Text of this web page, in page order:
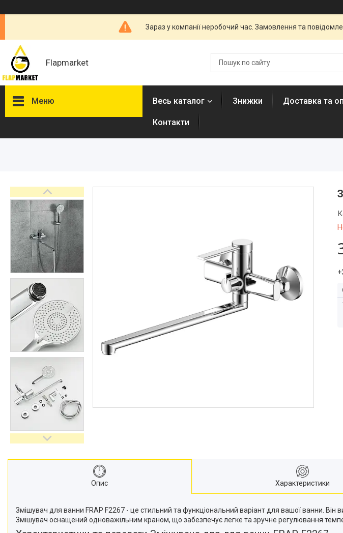
Зараз у компанії неробочий час. Замовлення та
Flapmarket
Меню
Душові трапи, дренажні
канали
Аксесуари для ванної
кімнати
Запчастини та комплектуючі
Гнучкі шланги (підведення)
Кухонні мийки
Рушникосушарки
Матеріали для влаштування
теплої підлоги
Запірно-регулююча
арматура
Фільтри для води
Насосне обладнання
Інструмент
Пакувальні сантехнічні
Весь каталог Знижки Доставка та
Контакти
Опис Характеристики
Змішувач для ванни FRAP F2267 - це стильний та функціональний варіант для вашої ванни. Він
Змішувач оснащений одноважільним краном, що забезпечує легке та зручне регулювання